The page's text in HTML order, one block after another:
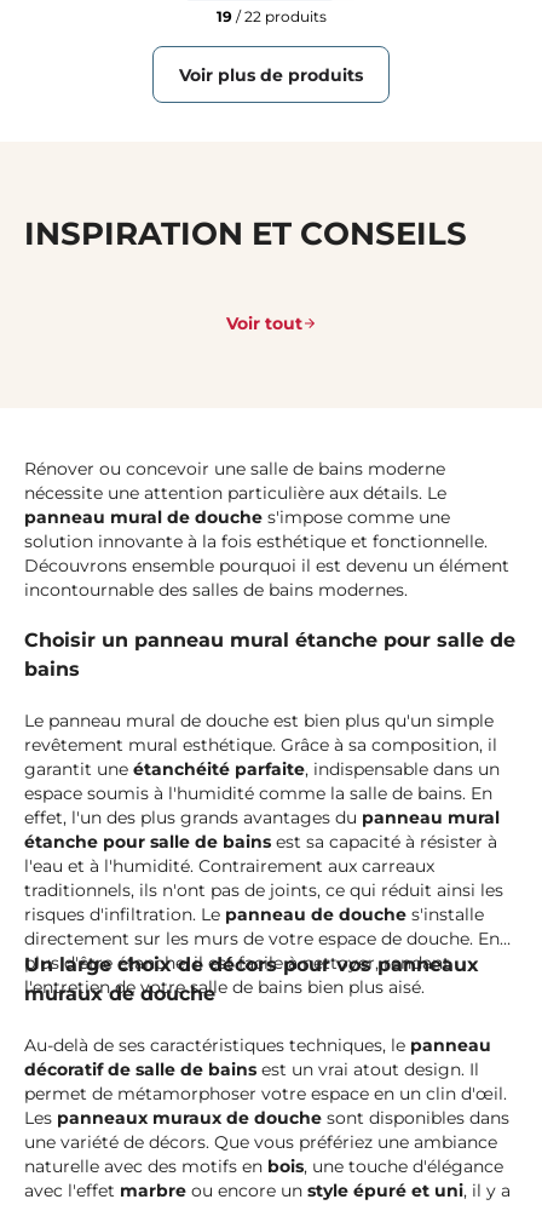
19/ 22 produits
Voir plus de produits
INSPIRATION ET CONSEILS
Voir tout
Rénover ou concevoir une salle de bains moderne
nécessite une attention particulière aux détails. Le
panneau mural de douche s'impose comme une
solution innovante à la fois esthétique et fonctionnelle.
Découvrons ensemble pourquoi il est devenu un élément
incontournable des salles de bains modernes.
Choisir un panneau mural étanche pour salle de
bains
Le panneau mural de douche est bien plus qu'un simple
revêtement mural esthétique. Grâce à sa composition, il
garantit une étanchéité parfaite, indispensable dans un
espace soumis à l'humidité comme la salle de bains. En
effet, l'un des plus grands avantages du panneau mural
étanche pour salle de bains est sa capacité à résister à
l'eau et à l'humidité. Contrairement aux carreaux
traditionnels, ils n'ont pas de joints, ce qui réduit ainsi les
risques d'infiltration. Le panneau de douche s'installe
directement sur les murs de votre espace de douche. En
plus d'être étanche, il est facile à nettoyer, rendant
l'entretien de votre salle de bains bien plus aisé.
Un large choix de décors pour vos panneaux
muraux de douche
Au-delà de ses caractéristiques techniques, le panneau
décoratif de salle de bains est un vrai atout design. Il
permet de métamorphoser votre espace en un clin d'œil.
Les panneaux muraux de douche sont disponibles dans
une variété de décors. Que vous préfériez une ambiance
naturelle avec des motifs en bois, une touche d'élégance
avec l'effet marbre ou encore un style épuré et uni, il y a